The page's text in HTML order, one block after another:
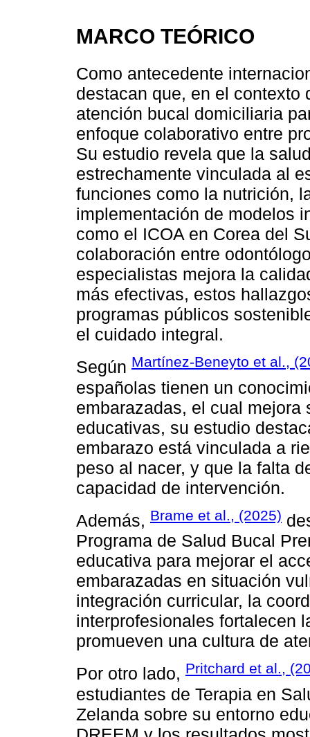
MARCO TEÓRICO
Como antecedente
destacan que, en el contexto
atención bucal domiciliaria
enfoque colaborativo entre
Su estudio revela que la
estrechamente vinculada al
funciones como la nutrición,
implementación de modelos
como el ICOA en Corea del
colaboración entre
especialistas mejora la
más efectivas, estos
programas públicos
el cuidado integral.
Según Martínez-Beneyto et al.,
españolas tienen un
embarazadas, el cual
educativas, su estudio
embarazo está vinculada a
peso al nacer, y que la falta
capacidad de intervención.
Además, Brame et al., (2025)
Programa de Salud Bucal
educativa para mejorar el
embarazadas en situación
integración curricular, la
interprofesionales fortalecen
promueven una cultura de
Por otro lado, Pritchard et al.,
estudiantes de Terapia en
Zelanda sobre su entorno